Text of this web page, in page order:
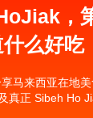
，
么好吃
马来西亚在地
真正 Sibeh Ho